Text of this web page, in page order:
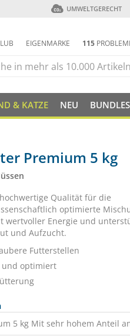
UMWELTGERECHT
EIGENMARKE 115
& KATZE NEU BUNDLES
Premium 5 kg
Qualität für die
optimierte
wertvoller Energie und
und Aufzucht.
Futterstellen
und optimiert
5 kg Mit sehr hohem Anteil an